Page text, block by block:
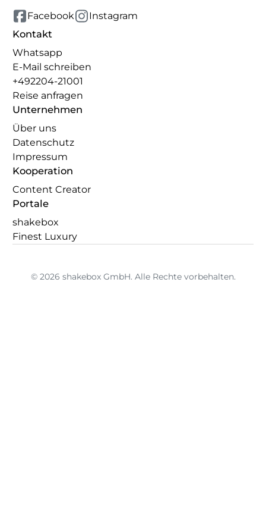
Facebook Instagram
Kontakt
Whatsapp
E-Mail schreiben
+492204-21001
Reise anfragen
Unternehmen
Über uns
Datenschutz
Impressum
Kooperation
Content Creator
Portale
shakebox
Finest Luxury
© 2026 shakebox GmbH. Alle Rechte vorbehalten.